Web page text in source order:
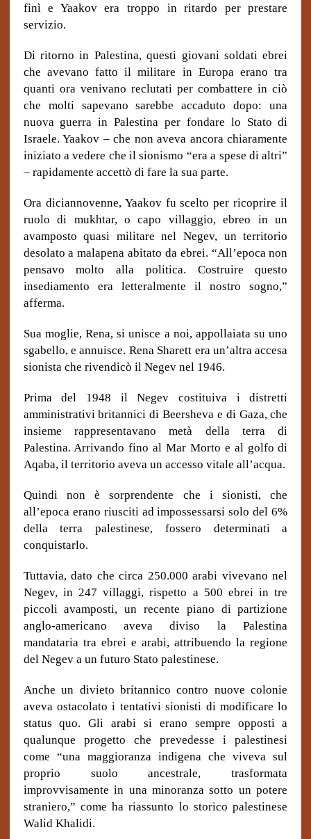
finì e Yaakov era troppo in ritardo per prestare
servizio.
Di ritorno in Palestina, questi giovani soldati ebrei
che avevano fatto il militare in Europa erano tra
quanti ora venivano reclutati per combattere in ciò
che molti sapevano sarebbe accaduto dopo: una
nuova guerra in Palestina per fondare lo Stato di
Israele. Yaakov – che non aveva ancora chiaramente
iniziato a vedere che il sionismo “era a spese di altri”
– rapidamente accettò di fare la sua parte.
Ora diciannovenne, Yaakov fu scelto per ricoprire il
ruolo di mukhtar, o capo villaggio, ebreo in un
avamposto quasi militare nel Negev, un territorio
desolato a malapena abitato da ebrei. “All’epoca non
pensavo molto alla politica. Costruire questo
insediamento era letteralmente il nostro sogno,”
afferma.
Sua moglie, Rena, si unisce a noi, appollaiata su uno
sgabello, e annuisce. Rena Sharett era un’altra accesa
sionista che rivendicò il Negev nel 1946.
Prima del 1948 il Negev costituiva i distretti
amministrativi britannici di Beersheva e di Gaza, che
insieme rappresentavano metà della terra di
Palestina. Arrivando fino al Mar Morto e al golfo di
Aqaba, il territorio aveva un accesso vitale all’acqua.
Quindi non è sorprendente che i sionisti, che
all’epoca erano riusciti ad impossessarsi solo del 6%
della terra palestinese, fossero determinati a
conquistarlo.
Tuttavia, dato che circa 250.000 arabi vivevano nel
Negev, in 247 villaggi, rispetto a 500 ebrei in tre
piccoli avamposti, un recente piano di partizione
anglo-americano aveva diviso la Palestina
mandataria tra ebrei e arabi, attribuendo la regione
del Negev a un futuro Stato palestinese.
Anche un divieto britannico contro nuove colonie
aveva ostacolato i tentativi sionisti di modificare lo
status quo. Gli arabi si erano sempre opposti a
qualunque progetto che prevedesse i palestinesi
come “una maggioranza indigena che viveva sul
proprio suolo ancestrale, trasformata
improvvisamente in una minoranza sotto un potere
straniero,” come ha riassunto lo storico palestinese
Walid Khalidi.